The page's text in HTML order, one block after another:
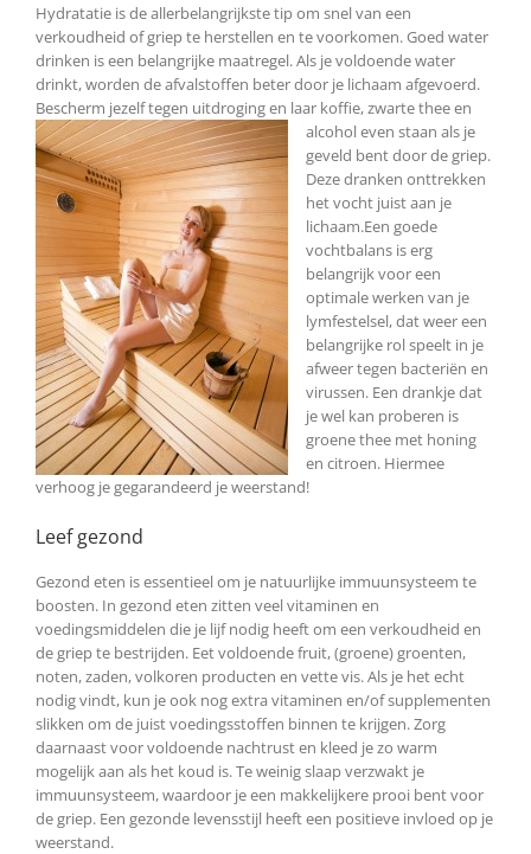
Hydratatie is de allerbelangrijkste tip om snel van een
verkoudheid of griep te herstellen en te voorkomen. Goed water
drinken is een belangrijke maatregel. Als je voldoende water
drinkt, worden de afvalstoffen beter door je lichaam afgevoerd.
Bescherm jezelf tegen uitdroging en laar koffie, zwarte thee en
alcohol even staan als je
geveld bent door de griep.
Deze dranken onttrekken
het vocht juist aan je
lichaam.Een goede
vochtbalans is erg
belangrijk voor een
optimale werken van je
lymfestelsel, dat weer een
belangrijke rol speelt in je
afweer tegen bacteriën en
virussen. Een drankje dat
je wel kan proberen is
groene thee met honing
en citroen. Hiermee
verhoog je gegarandeerd je weerstand!
Leef gezond
Gezond eten is essentieel om je natuurlijke immuunsysteem te
boosten. In gezond eten zitten veel vitaminen en
voedingsmiddelen die je lijf nodig heeft om een verkoudheid en
de griep te bestrijden. Eet voldoende fruit, (groene) groenten,
noten, zaden, volkoren producten en vette vis. Als je het echt
nodig vindt, kun je ook nog extra vitaminen en/of supplementen
slikken om de juist voedingsstoffen binnen te krijgen. Zorg
daarnaast voor voldoende nachtrust en kleed je zo warm
mogelijk aan als het koud is. Te weinig slaap verzwakt je
immuunsysteem, waardoor je een makkelijkere prooi bent voor
de griep. Een gezonde levensstijl heeft een positieve invloed op je
weerstand.